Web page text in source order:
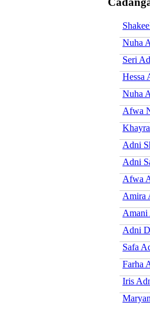
Nuha
Seri
Hessa
Nuha
Afwa
Adni
Adni
Afwa
Amira
Amani
Adni
Safa
Farha
Iris